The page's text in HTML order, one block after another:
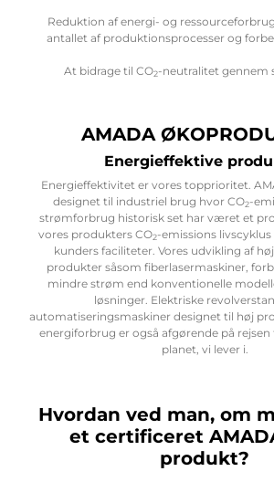
Reduktion af energi- og
antallet af produktionsprocesser og
At bidrage til CO2-neutralitet gennem
AMADA
Energieffektive
Energieffektivitet er vores topprioritet.
designet til industriel brug hvor CO2-
strømforbrug historisk set har været et
vores produkters CO2-emissions
kunders faciliteter. Vores udvikling af
produkter såsom fiberlasermaskiner,
mindre strøm end konventionelle
løsninger. Elektriske
automatiseringsmaskiner designet til høj
energiforbrug er også afgørende på
planet, vi lever i.
Hvordan ved man, om
et certificeret
produkt?